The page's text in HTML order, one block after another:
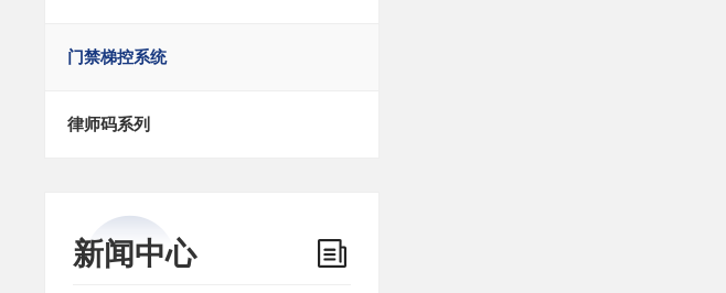
门禁梯控系统
律师码系列
新闻中心